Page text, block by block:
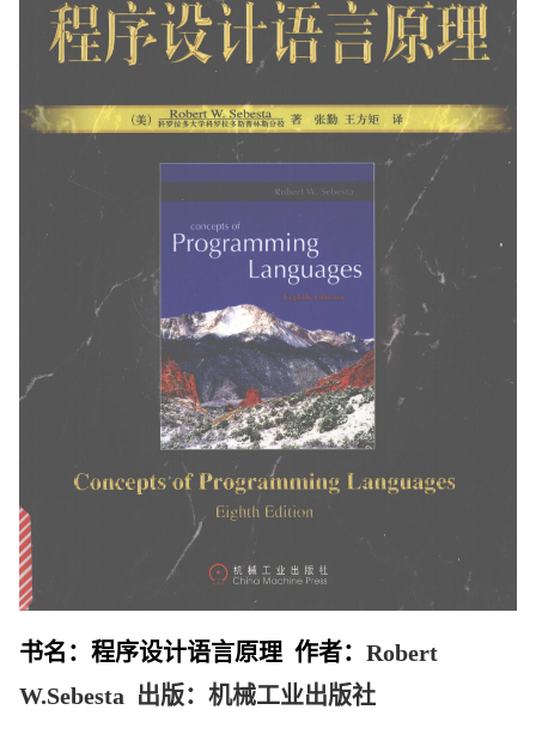
书名：程序设计语言原理 作者： Robert
W.Sebesta 出版：机械工业出版社